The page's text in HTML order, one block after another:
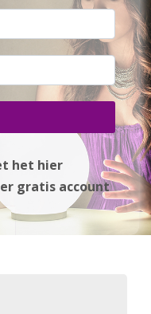
het hier
gratis account